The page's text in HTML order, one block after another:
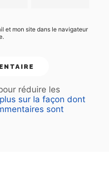
et mon site dans le navigateur
réduire les
sur la façon dont
sont